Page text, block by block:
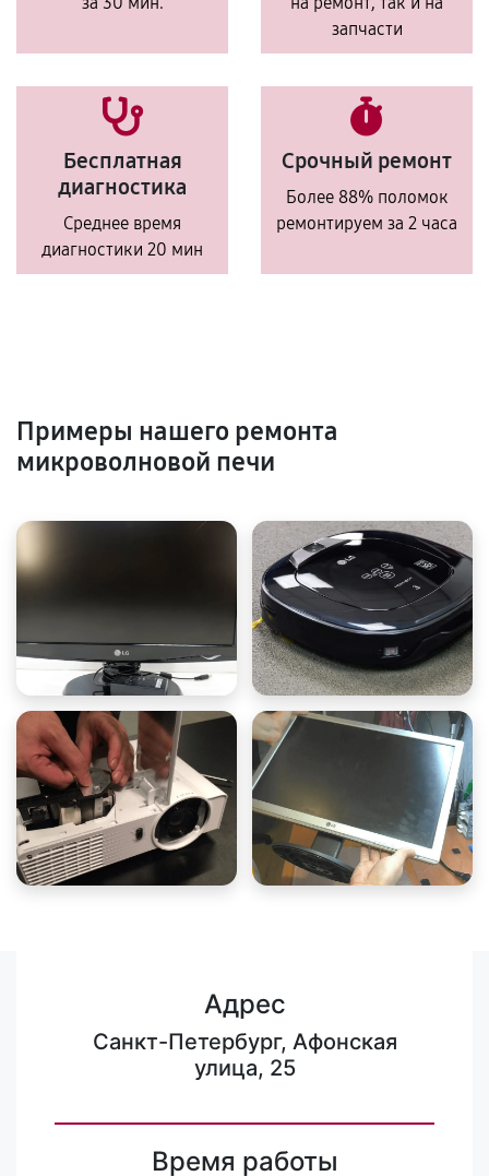
запчасти
Бесплатная
диагностика
Среднее время
диагностики 20 мин
Срочный ремонт
Более 88% поломок
ремонтируем за 2 часа
Примеры нашего ремонта
микроволновой печи
Адрес
Санкт-Петербург, Афонская
улица, 25
Время работы